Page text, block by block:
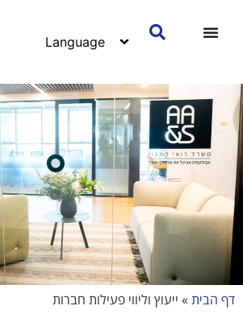
דף הבית » ייעוץ וליווי פעילות חברות